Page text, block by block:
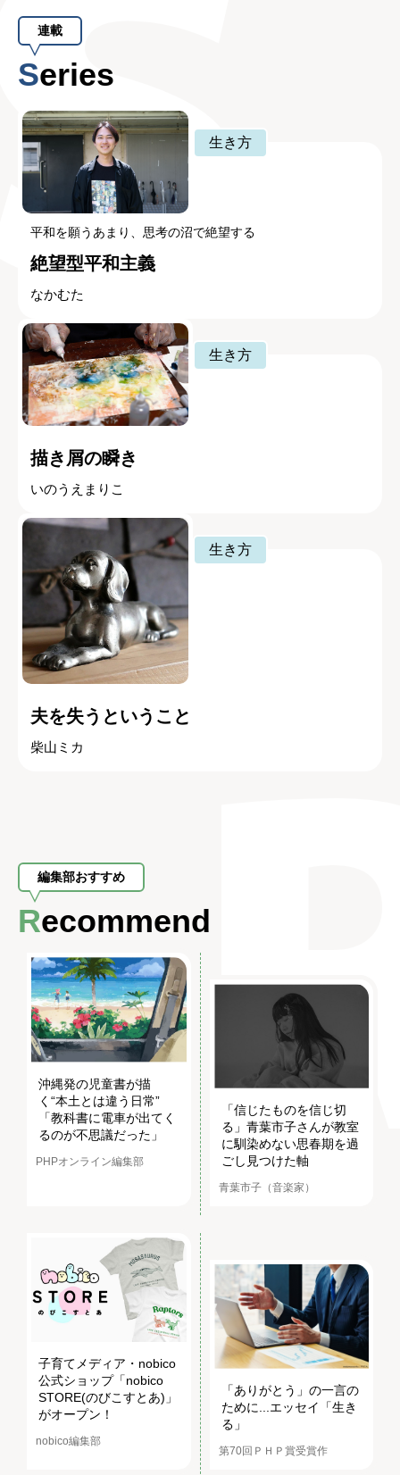
連載
Series
生き方
平和を願うあまり、思考の沼で絶望する
絶望型平和主義
なかむた
生き方
描き屑の瞬き
いのうえまりこ
生き方
夫を失うということ
柴山ミカ
編集部おすすめ
Recommend
沖縄発の児童書が描
く“本土とは違う日常”
「教科書に電車が出てく
るのが不思議だった」
PHPオンライン編集部
「信じたものを信じ切
る」青葉市子さんが教室
に馴染めない思春期を過
ごし見つけた軸
青葉市子（音楽家）
子育てメディア・nobico
公式ショップ「nobico
STORE(のびこすとあ)」
がオープン！
nobico編集部
「ありがとう」の一言の
ために...エッセイ「生き
る」
第70回ＰＨＰ賞受賞作